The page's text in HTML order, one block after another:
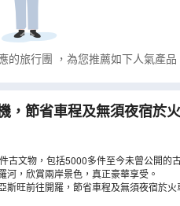
的旅行團 ，為您推薦如下人氣產品
，節省車程及無須夜宿於
級酒店及尼羅河五星級遊
古文物，包括5000多件至今未曾公開的
，欣賞兩岸景色，真正豪華享受。
旺前往開羅，節省車程及無須夜宿於火